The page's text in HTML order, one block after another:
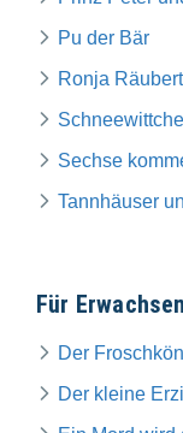
Pu der Bär
Ronja
Sechse
Tannhäuser
Für
Der
Der kleine